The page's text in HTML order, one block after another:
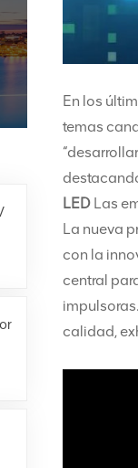
En los
temas
LED Las
La nueva
con la
central
calidad,